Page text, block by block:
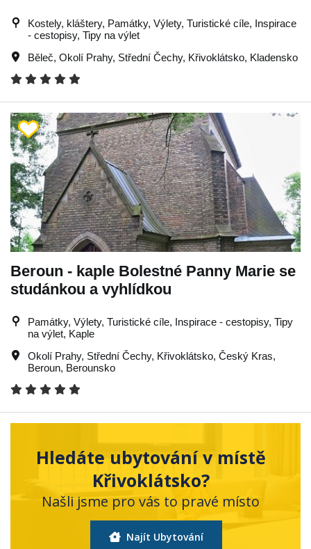
Kostely, kláštery, Památky, Výlety, Turistické cíle, Inspirace
- cestopisy, Tipy na výlet
Běleč, Okolí Prahy, Střední Čechy, Křivoklátsko, Kladensko
Beroun - kaple Bolestné Panny Marie se
studánkou a vyhlídkou
Památky, Výlety, Turistické cíle, Inspirace - cestopisy, Tipy
na výlet, Kaple
Okolí Prahy, Střední Čechy, Křivoklátsko, Český Kras,
Beroun, Berounsko
Hledáte ubytování v místě
Křivoklátsko?
Našli jsme pro vás to pravé místo
Najít Ubytování